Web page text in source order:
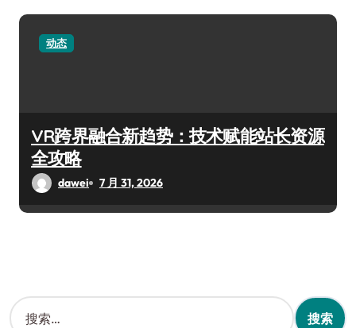
动态
VR跨界融合新趋势：技术赋能站长资源
全攻略
dawei 7 月 31, 2026
搜
索